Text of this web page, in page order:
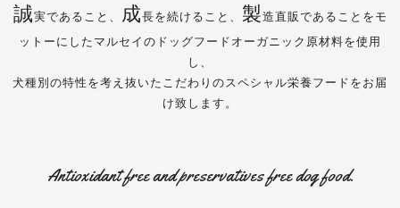
誠実であること、 成長を続けること、 製造直販であることをモ
ットーにしたマルセイのドッグフードオーガニック原材料を使用
し、
犬種別の特性を考え抜いたこだわりのスペシャル栄養フードをお届
け致します。
Antioxidant free and preservatives free dog food.